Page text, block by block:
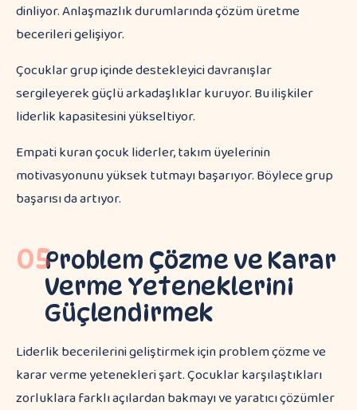
dinliyor. Anlaşmazlık durumlarında çözüm üretme
becerileri gelişiyor.
Çocuklar grup içinde destekleyici davranışlar
sergileyerek güçlü arkadaşlıklar kuruyor. Bu ilişkiler
liderlik kapasitesini yükseltiyor.
Empati kuran çocuk liderler, takım üyelerinin
motivasyonunu yüksek tutmayı başarıyor. Böylece grup
başarısı da artıyor.
05Problem Çözme ve Karar
Verme Yeteneklerini
Güçlendirmek
Liderlik becerilerini geliştirmek için problem çözme ve
karar verme yetenekleri şart. Çocuklar karşılaştıkları
zorluklara farklı açılardan bakmayı ve yaratıcı çözümler